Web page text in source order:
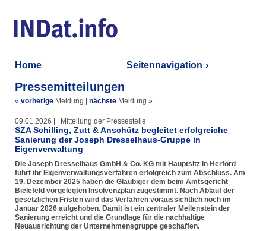
Home Seitennavigation
Pressemitteilungen
« vorherige Meldung nächste Meldung »
09.01.2026 | | Mitteilung der Pressestelle
SZA Schilling, Zutt & Anschütz begleitet erfolgreiche
Sanierung der Joseph Dresselhaus-Gruppe in
Eigenverwaltung
Die Joseph Dresselhaus GmbH & Co. KG mit Hauptsitz in Herford
führt ihr Eigenverwaltungsverfahren erfolgreich zum Abschluss. Am
19. Dezember 2025 haben die Gläubiger dem beim Amtsgericht
Bielefeld vorgelegten Insolvenzplan zugestimmt. Nach Ablauf der
gesetzlichen Fristen wird das Verfahren voraussichtlich noch im
Januar 2026 aufgehoben. Damit ist ein zentraler Meilenstein der
Sanierung erreicht und die Grundlage für die nachhaltige
Neuausrichtung der Unternehmensgruppe geschaffen.